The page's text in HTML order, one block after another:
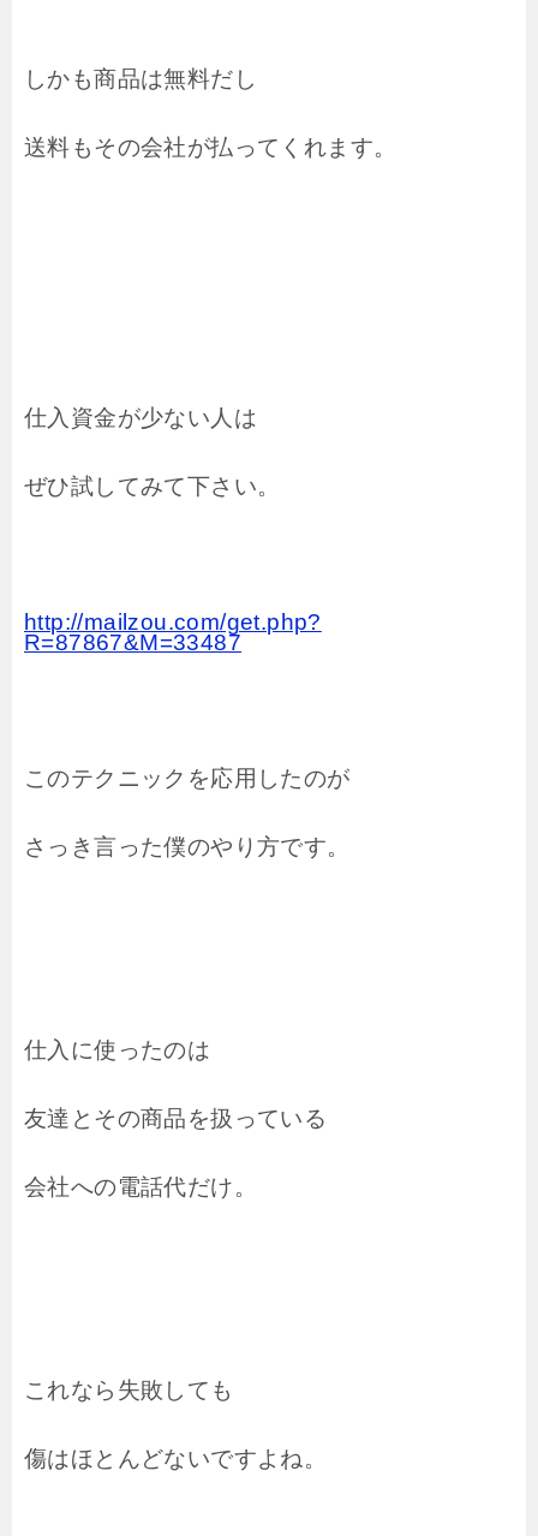
しかも商品は無料だし
送料もその会社が払ってくれます。
仕入資金が少ない人は
ぜひ試してみて下さい。
http://mailzou.com/get.php?
R=87867&M=33487
このテクニックを応用したのが
さっき言った僕のやり方です。
仕入に使ったのは
友達とその商品を扱っている
会社への電話代だけ。
これなら失敗しても
傷はほとんどないですよね。